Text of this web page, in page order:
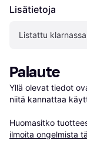
Lisätietoja
Listattu klarnassa
Palaute
Yllä olevat tiedot
niitä kannattaa
Huomasitko
ilmoita ongelmista